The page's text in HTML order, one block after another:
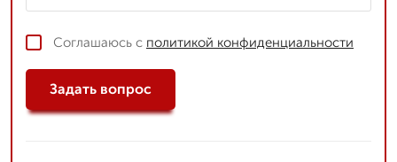
Соглашаюсь с политикой конфиденциальности
Задать вопрос